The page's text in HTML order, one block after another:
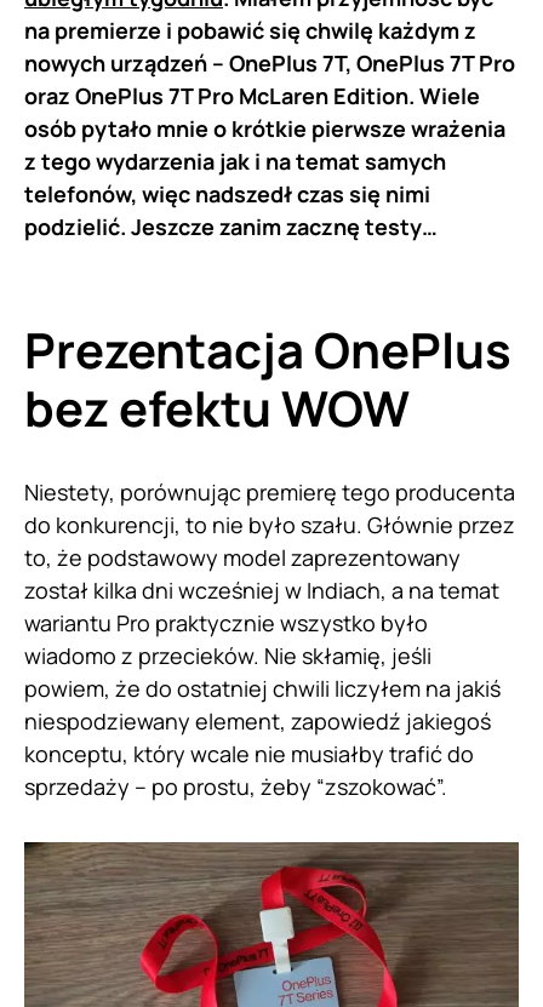
na premierze i pobawić się chwilę każdym z
nowych urządzeń – OnePlus 7T, OnePlus 7T Pro
oraz OnePlus 7T Pro McLaren Edition. Wiele
osób pytało mnie o krótkie pierwsze wrażenia
z tego wydarzenia jak i na temat samych
telefonów, więc nadszedł czas się nimi
podzielić. Jeszcze zanim zacznę testy…
Prezentacja OnePlus
bez efektu WOW
Niestety, porównując premierę tego producenta
do konkurencji, to nie było szału. Głównie przez
to, że podstawowy model zaprezentowany
został kilka dni wcześniej w Indiach, a na temat
wariantu Pro praktycznie wszystko było
wiadomo z przecieków. Nie skłamię, jeśli
powiem, że do ostatniej chwili liczyłem na jakiś
niespodziewany element, zapowiedź jakiegoś
konceptu, który wcale nie musiałby trafić do
sprzedaży – po prostu, żeby “zszokować”.